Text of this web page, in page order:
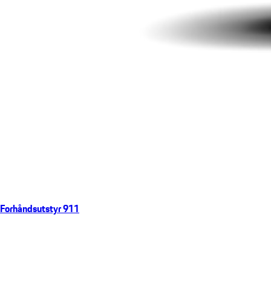
Forhåndsutstyr 911